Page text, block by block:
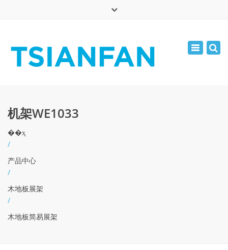
周一 - 周六: 7:00 - 17:00
Toggle
机架WE1033
��ҳ
/
产品中心
/
木地板展架
/
木地板简易展架